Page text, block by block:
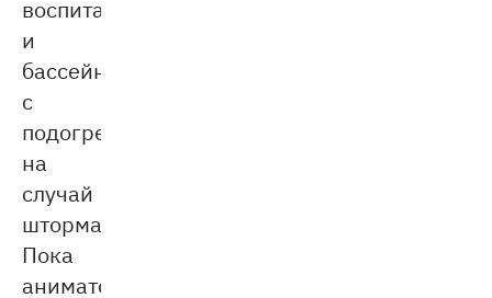
воспитателями
и
бассейны
с
подогревом
на
случай
шторма.
Пока
аниматоры